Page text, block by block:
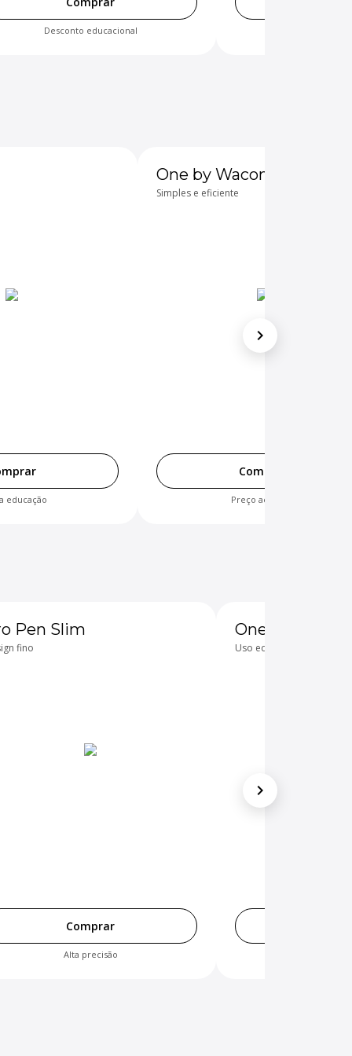
Desconto educacional
chevron_right
educação
One by Wacom
Simples e eficiente
Comprar
Preço acessível
chevron_right
Pen Slim
fino
Comprar
Alta precisão
One Pen
Uso educacional